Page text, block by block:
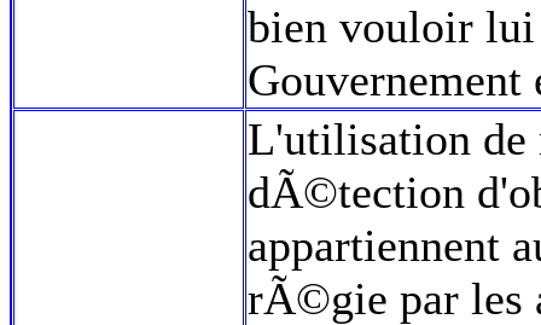
bien vouloir
Gouvernement
L'utilisation
dÃ©tection
appartiennent
rÃ©gie par les